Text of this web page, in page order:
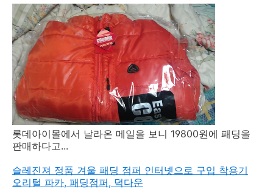
롯데아이몰에서 날라온 메일을 보니 19800원에 패딩을
판매하다고...
슬레진져 정품 겨울 패딩 점퍼 인터넷으로 구입 착용기
오리털 파카, 패딩점퍼, 덕다운